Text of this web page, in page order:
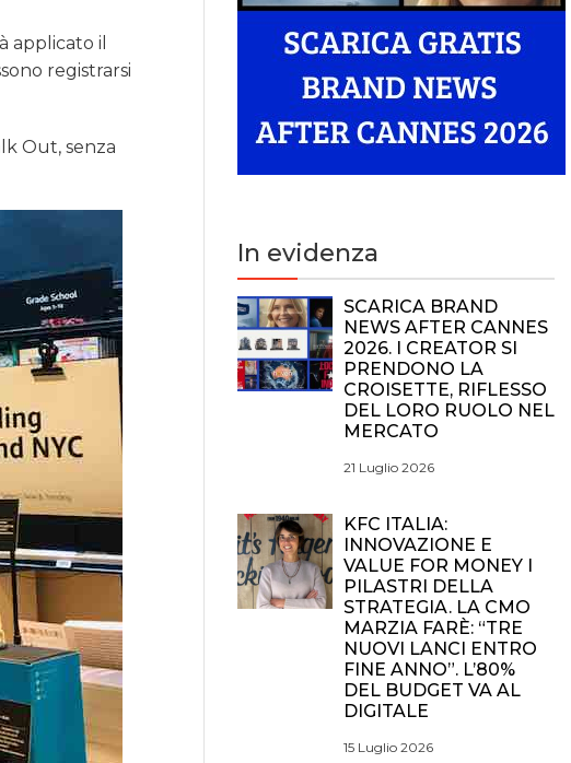
applicato il
registrarsi
Out, senza
In evidenza
SCARICA BRAND
NEWS AFTER CANNES
2026. I CREATOR SI
PRENDONO LA
CROISETTE, RIFLESSO
DEL LORO RUOLO NEL
MERCATO
21 Luglio 2026
KFC ITALIA:
INNOVAZIONE E
VALUE FOR MONEY I
PILASTRI DELLA
STRATEGIA. LA CMO
MARZIA FARÈ: “TRE
NUOVI LANCI ENTRO
FINE ANNO”. L’80%
DEL BUDGET VA AL
DIGITALE
15 Luglio 2026